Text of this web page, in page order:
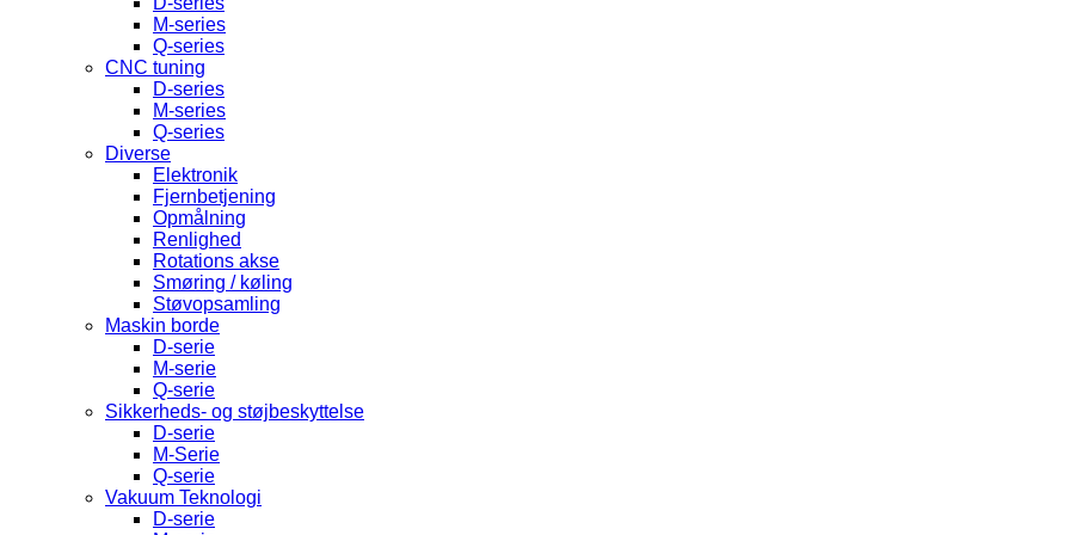
M-series
Q-series
CNC tuning
D-series
M-series
Q-series
Diverse
Elektronik
Fjernbetjening
Opmålning
Renlighed
Rotations akse
Smøring / køling
Støvopsamling
Maskin borde
D-serie
M-serie
Q-serie
Sikkerheds- og støjbeskyttelse
D-serie
M-Serie
Q-serie
Vakuum Teknologi
D-serie